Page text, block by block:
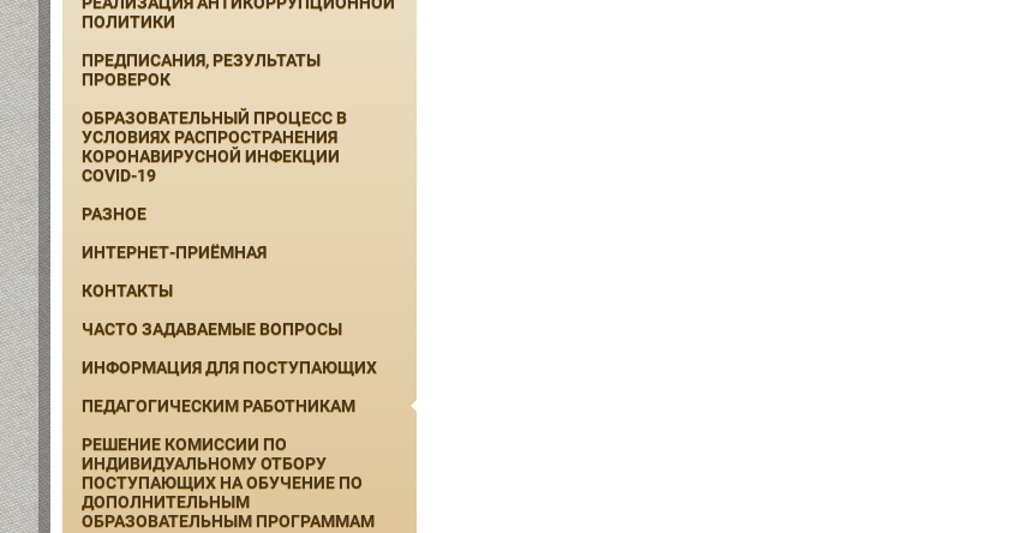
ПОЛИТИКИ
ПРЕДПИСАНИЯ, РЕЗУЛЬТАТЫ
ПРОВЕРОК
ОБРАЗОВАТЕЛЬНЫЙ ПРОЦЕСС В
УСЛОВИЯХ РАСПРОСТРАНЕНИЯ
КОРОНАВИРУСНОЙ ИНФЕКЦИИ
COVID-19
РАЗНОЕ
ИНТЕРНЕТ-ПРИЁМНАЯ
КОНТАКТЫ
ЧАСТО ЗАДАВАЕМЫЕ ВОПРОСЫ
ИНФОРМАЦИЯ ДЛЯ ПОСТУПАЮЩИХ
ПЕДАГОГИЧЕСКИМ РАБОТНИКАМ
РЕШЕНИЕ КОМИССИИ ПО
ИНДИВИДУАЛЬНОМУ ОТБОРУ
ПОСТУПАЮЩИХ НА ОБУЧЕНИЕ ПО
ДОПОЛНИТЕЛЬНЫМ
ОБРАЗОВАТЕЛЬНЫМ ПРОГРАММАМ